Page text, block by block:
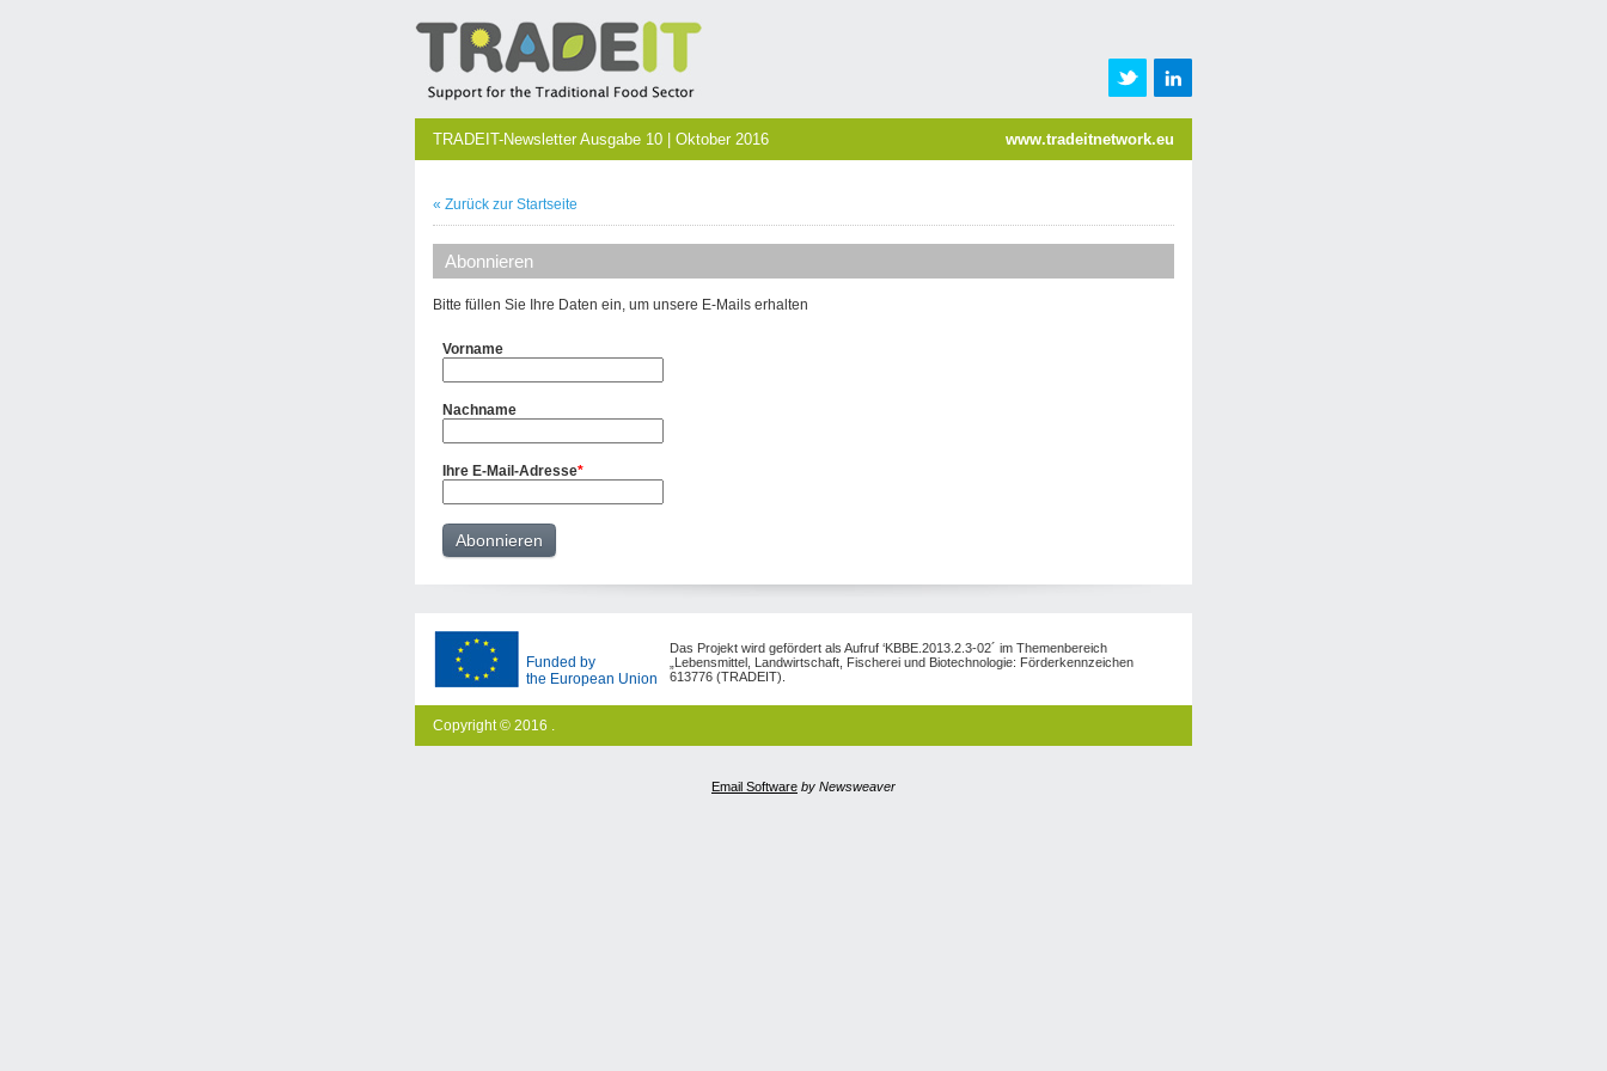
TRADEIT-Newsletter Ausgabe 10 | Oktober 2016 www.tradeitnetwork.eu
« Zurück zur Startseite
Abonnieren
Bitte füllen Sie Ihre Daten ein, um unsere E-Mails erhalten
Vorname
Nachname
Ihre E-Mail-Adresse*
Funded by
the European Union
Das Projekt wird gefördert als Aufruf ‘KBBE.2013.2.3-02´ im Themenbereich
„Lebensmittel, Landwirtschaft, Fischerei und Biotechnologie: Förderkennzeichen
613776 (TRADEIT).
Copyright © 2016 .
Email Software by Newsweaver